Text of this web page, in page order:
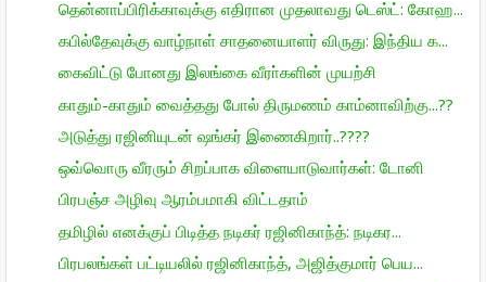
தென்னாப்பிரிக்காவுக்கு எதிரான முதலாவது டெஸ்ட்: கோஹ...
கபில்தேவுக்கு வாழ்நாள் சாதனையாளர் விருது: இந்திய க...
கைவிட்டு போனது இலங்கை வீரா்களின் முயற்சி
காதும்-காதும் வைத்தது போல் திருமணம் காம்னாவிற்கு...??
அடுத்து ரஜினியுடன் ஷங்கர் இணைகிறார்..????
ஒவ்வொரு வீரரும் சிறப்பாக விளையாடுவார்கள்: டோனி
பிரபஞ்ச அழிவு ஆரம்பமாகி விட்டதாம்
தமிழில் எனக்குப் பிடித்த நடிகர் ரஜினிகாந்த்: நடிகர...
பிரபலங்கள் பட்டியலில் ரஜினிகாந்த், அஜித்குமார் பெய...